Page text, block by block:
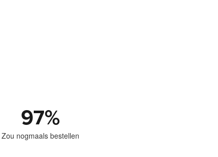
97%
Zou nogmaals bestellen